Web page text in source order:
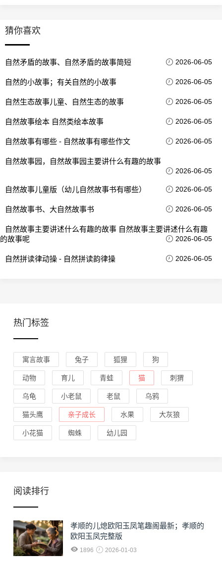
猜你喜欢
自然矛盾的故事、自然矛盾的故事简短 2026-06-05
自然的小故事；有关自然的小故事 2026-06-05
自然生态故事儿童、自然生态的故事 2026-06-05
自然故事绘本 自然类绘本故事 2026-06-05
自然故事有哪些 - 自然故事有哪些作文 2026-06-05
自然故事园，自然故事园主要讲什么有趣的故事
2026-06-05
自然故事儿童版（幼儿自然故事书有哪些） 2026-06-05
自然故事书、大自然故事书 2026-06-05
自然故事主要讲述什么有趣的故事 自然故事主要讲述什么有趣
的故事呢
2026-06-05
自然拼读律动操 - 自然拼读韵律操 2026-06-05
热门标签
寓言故事 兔子 狐狸 狗
动物 育儿 青蛙 猫 刺猬
乌龟 小老鼠 老鼠 乌鸦
猫头鹰 亲子成长 水果 大灰狼
小花猫 蜘蛛 幼儿园
阅读排行
孝顺的儿熄欧阳玉凤笔趣阁最新；孝顺的
欧阳玉凤完整版
1896 2026-01-03